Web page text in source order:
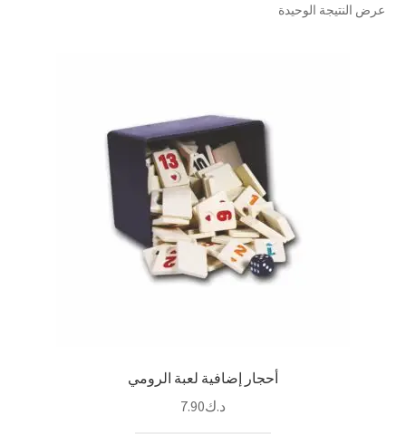
تواصل معنا
عرض النتيجة الوحيدة
أحجار إضافية لعبة الرومي
د.ك7.90